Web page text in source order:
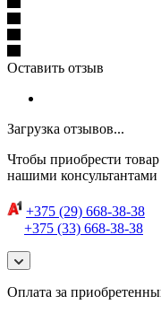
Оставить отзыв
Загрузка отзывов...
Чтобы приобрести
нашими
+375 (29) 668-38-38
+375 (33) 668-38-38
Оплата за